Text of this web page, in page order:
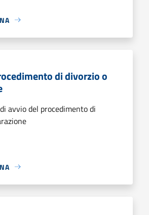
di divorzio o
avvio del procedimento di